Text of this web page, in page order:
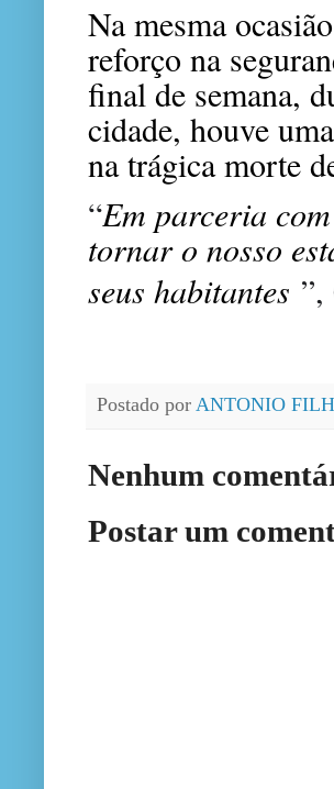
Na mesma
reforço na
final de semana,
cidade, houve
na trágica morte
“Em parceria
tornar o nosso
seus habitantes
Postado por ANTONIO
Nenhum
Postar um